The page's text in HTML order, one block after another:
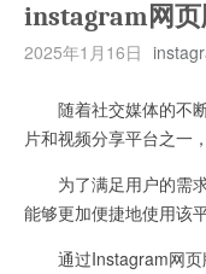
instagram网页
2025年1月16日
随着社交媒体的不断
片和视频分享平台之一
为了满足用户的需求
能够更加便捷地使用该平
通过Instagram网页